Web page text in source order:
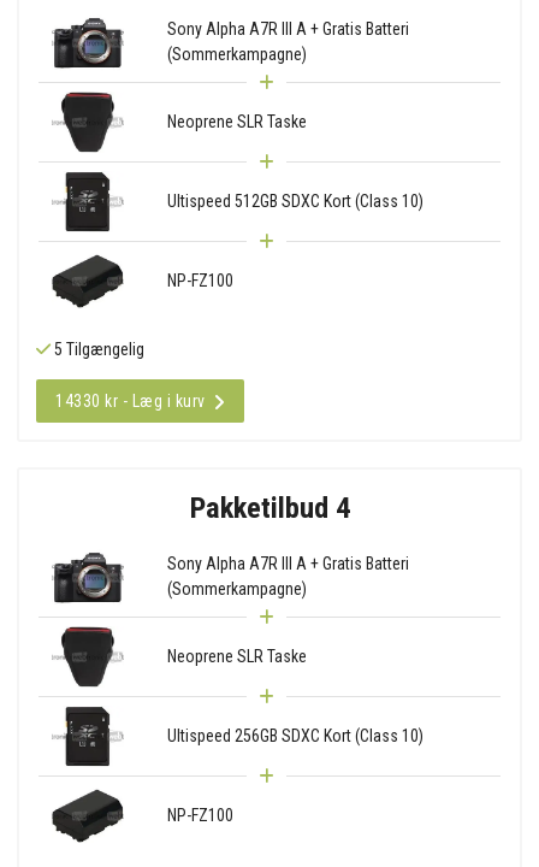
Sony Alpha A7R III A + Gratis Batteri
(Sommerkampagne)
Neoprene SLR Taske
Ultispeed 512GB SDXC Kort (Class 10)
NP-FZ100
5 Tilgængelig
14330 kr - Læg i kurv
Pakketilbud 4
Sony Alpha A7R III A + Gratis Batteri
(Sommerkampagne)
Neoprene SLR Taske
Ultispeed 256GB SDXC Kort (Class 10)
NP-FZ100